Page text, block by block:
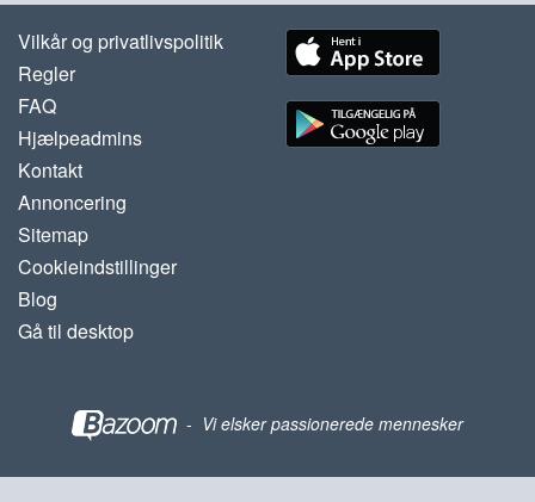
Vilkår og privatlivspolitik
Regler
FAQ
Hjælpeadmins
Kontakt
Annoncering
Sitemap
Cookieindstillinger
Blog
Gå til desktop
- Vi elsker passionerede mennesker